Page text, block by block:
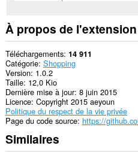
À propos de l'extension
Téléchargements 14 911
Catégorie Shopping
Version 1.0.2
Taille 12,0 Kio
Dernière mise à jour 8 juin 2015
Licence Copyright 2015 aeyoun
Politique du respect de la vie privée
Page du code source
Similaires